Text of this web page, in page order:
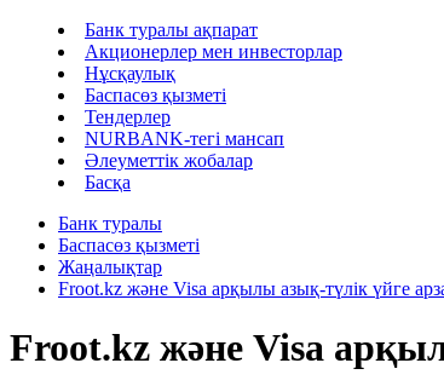
Банк туралы ақпарат
Акционерлер мен инвесторлар
Нұсқаулық
Баспасөз қызметі
Тендерлер
NURBANK-тегі мансап
Әлеуметтік жобалар
Басқа
Банк туралы
Баспасөз қызметі
Жаңалықтар
Froot.kz және Visa арқылы азық-түлік үйге
Froot.kz және Visa